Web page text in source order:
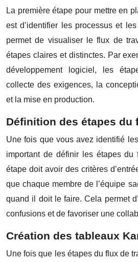
La première étape pour mettre en
est d’identifier les processus et
permet de visualiser le flux de
étapes claires et distinctes. Par
développement logiciel, les
collecte des exigences, la
et la mise en production.
Définition des étapes du
Une fois que vous avez identifié
important de définir les étapes du
étape doit avoir des critères
que chaque membre de l’équipe
quand il doit le faire. Cela permet
confusions et de favoriser une
Création des tableaux
Une fois que les étapes du flux de